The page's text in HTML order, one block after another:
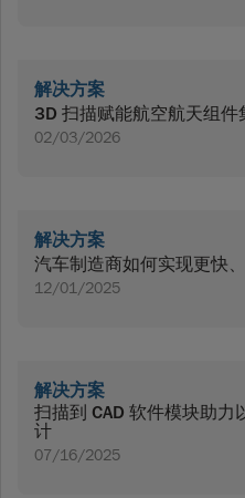
解决方案
3D 扫描赋能航空航天组件
02/03/2026
解决方案
汽车制造商如何实现更快
12/01/2025
解决方案
扫描到 CAD 软件模块助
计
07/16/2025